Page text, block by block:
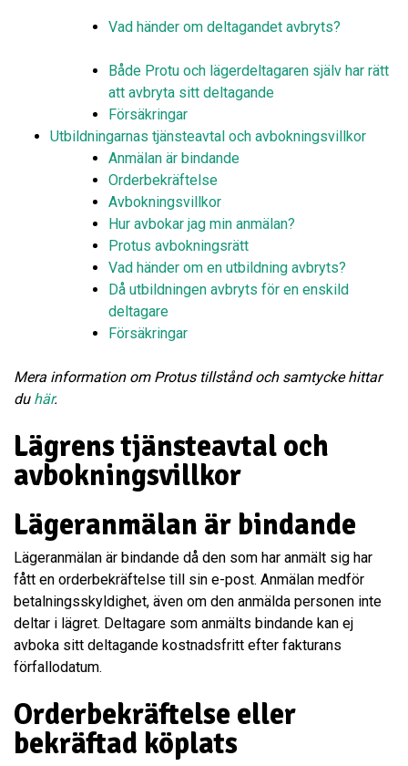
Vad händer om deltagandet avbryts?
Både Protu och lägerdeltagaren själv har rätt
att avbryta sitt deltagande
Försäkringar
Utbildningarnas tjänsteavtal och avbokningsvillkor
Anmälan är bindande
Orderbekräftelse
Avbokningsvillkor
Hur avbokar jag min anmälan?
Protus avbokningsrätt
Vad händer om en utbildning avbryts?
Då utbildningen avbryts för en enskild
deltagare
Försäkringar
Mera information om Protus tillstånd och samtycke hittar
du här.
Lägrens tjänsteavtal och
avbokningsvillkor
Lägeranmälan är bindande
Lägeranmälan är bindande då den som har anmält sig har
fått en orderbekräftelse till sin e-post. Anmälan medför
betalningsskyldighet, även om den anmälda personen inte
deltar i lägret. Deltagare som anmälts bindande kan ej
avboka sitt deltagande kostnadsfritt efter fakturans
förfallodatum.
Orderbekräftelse eller
bekräftad köplats